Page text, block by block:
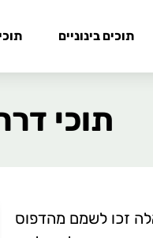
תוכים בינוניים
תוכי
אלה זכו לשמם מהדפוס